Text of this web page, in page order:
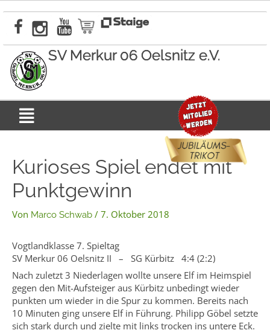
Inhalt
springen
SV Merkur 06 Oelsnitz e.V.
Menü
Kurioses Spiel endet mit
Punktgewinn
Von Marco Schwab / 7. Oktober 2018
Vogtlandklasse 7. Spieltag
SV Merkur 06 Oelsnitz II – SG Kürbitz 4:4 (2:2)
Nach zuletzt 3 Niederlagen wollte unsere Elf im Heimspiel
gegen den Mit-Aufsteiger aus Kürbitz unbedingt wieder
punkten um wieder in die Spur zu kommen. Bereits nach
10 Minuten ging unsere Elf in Führung. Philipp Göbel setzte
sich stark durch und zielte mit links trocken ins untere Eck.